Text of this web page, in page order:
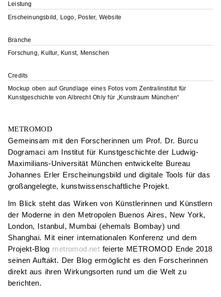
Leistung
Erscheinungsbild, Logo, Poster, Website
Branche
Forschung, Kultur, Kunst, Menschen
Credits
Mockup oben auf Grundlage eines Fotos vom Zentralinstitut für
Kunstgeschichte von Albrecht Ohly für „Kunstraum München“
METROMOD
Gemeinsam mit den Forscherinnen um Prof. Dr. Burcu
Dogramaci am Institut für Kunstgeschichte der Ludwig-
Maximilians-Universität München entwickelte Bureau
Johannes Erler Erscheinungsbild und digitale Tools für das
großangelegte, kunst­wissen­schaft­liche Projekt.
Im Blick steht das Wirken von Künstlerinnen und Künstlern
der Moderne in den Metropolen Buenos Aires, New York,
London, Istanbul, Mumbai (ehemals Bombay) und
Shanghai. Mit einer internationalen Konferenz und dem
Projekt-Blog metromod.net feierte METROMOD Ende 2018
seinen Auftakt. Der Blog ermöglicht es den Forscherinnen
direkt aus ihren Wirkungsorten rund um die Welt zu
berichten.